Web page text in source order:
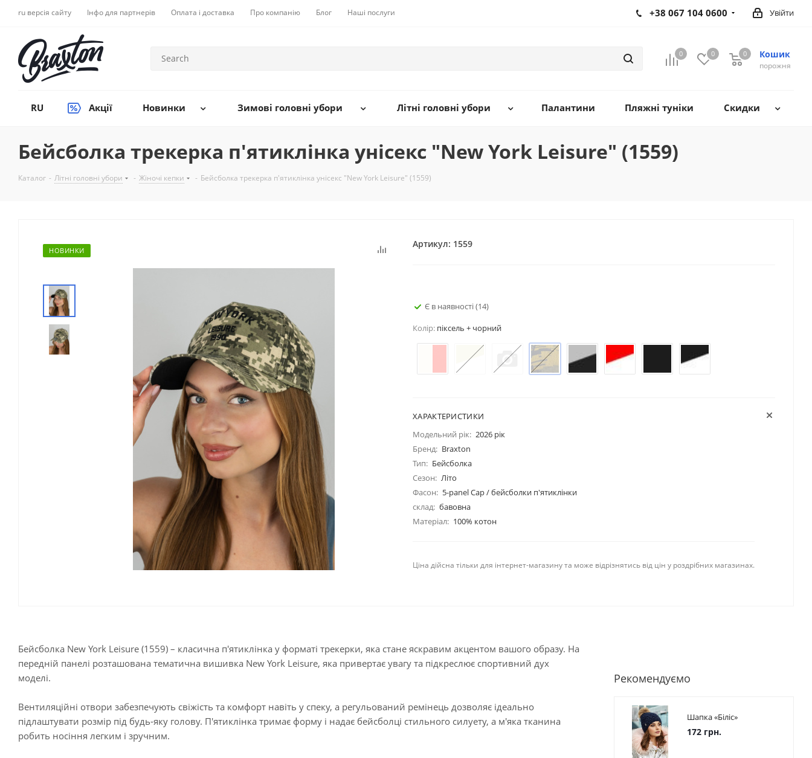
ru версія сайту Інфо для партнерів Оплата і доставка Про компанію Блог Наші послуги Увійти
+38 067 104 0600
0 0 Кошик
0
порожня
0
RU Акції Новинки Зимові головні убори Літні головні убори Палантини Пляжні туніки Скидки
Бейсболка трекерка п'ятиклінка унісекс "New York Leisure" (1559)
Каталог - Літні головні убори - Жіночі кепки - Бейсболка трекерка п'ятиклінка унісекс "New York Leisure" (1559)
НОВИНКИ
Артикул: 1559
Є в наявності(14)
Колір: піксель + чорний
ХАРАКТЕРИСТИКИ
Модельний рік: 2026 рік
Бренд: Braxton
Тип: Бейсболка
Сезон: Літо
Фасон: 5-panel Cap / бейсболки п'ятиклінки
склад: бавовна
Матеріал: 100% котон
Ціна дійсна тільки для інтернет-магазину та може відрізнятись від цін у роздрібних магазинах.
Бейсболка New York Leisure (1559) – класична п'ятиклінка у форматі трекерки, яка стане яскравим акцентом вашого образу. На
передній панелі розташована тематична вишивка New York Leisure, яка привертає увагу та підкреслює спортивний дух
моделі.
Вентиляційні отвори забезпечують свіжість та комфорт навіть у спеку, а регульований ремінець дозволяє ідеально
підлаштувати розмір під будь-яку голову. П'ятиклінка тримає форму і надає бейсболці стильного силуету, а м'яка тканина
робить носіння легким і зручним.
Рекомендуємо
Шапка «Біліс»
172 грн.